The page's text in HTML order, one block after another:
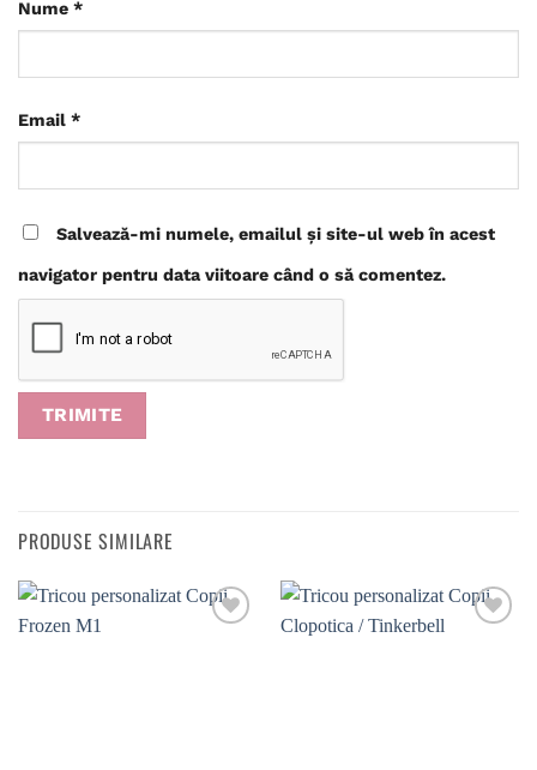
Nume *
Email *
Salvează-mi numele, emailul și site-ul web în acest
navigator pentru data viitoare când o să comentez.
PRODUSE SIMILARE